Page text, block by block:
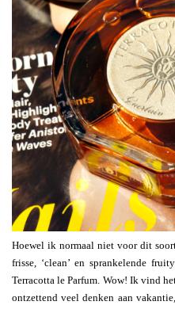
Hoewel ik normaal niet voor dit
frisse, ‘clean’ en sprankelende
Terracotta le Parfum. Wow! Ik vind
ontzettend veel denken aan